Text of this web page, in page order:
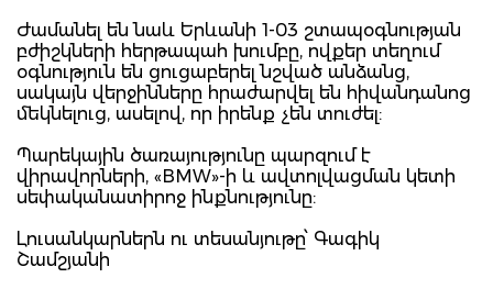
Ժամանել են նաև Երևանի 1-03 շտապօգնության
բժիշկների հերթապահ խումբը, ովքեր տեղում
օգնություն են ցուցաբերել նշված անձանց,
սակայն վերջինները հրաժարվել են հիվանդանոց
մեկնելուց, ասելով, որ իրենք չեն տուժել:
Պարեկային ծառայությունը պարզում է
վիրավորների, «BMW»-ի և ավտոլվացման կետի
սեփականատիրոջ ինքնությունը:
Լուսանկարներն ու տեսանյութը՝ Գագիկ
Շամշյանի